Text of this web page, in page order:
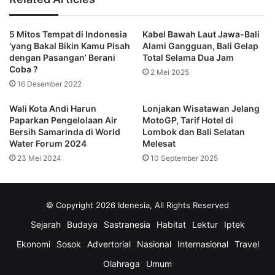
capacity atau data dukung kapasitas, baik dari sisi alam,
“Kalau pun ada beberapa spot yang macet, itu karena
infrastrukturnya yang tidak memadai dan pemberian izin
usaha yang tidak terkontrol dan sporadis,” beber Cok Ace.
Alhasil, dampaknya tidak hanya kemacetan, tetapi juga
masalahan kenyamanan dan keamanan wisatawan.
“Jadi jangan Bali yang dikatakan overtourism apalagi
Padahal, sambungnya, Bali selalu mendapatkan
merekomendasikan wisatawan untuk berlibur ke Bali.
5 Mitos Tempat di Indonesia
‘yang Bakal Bikin Kamu Pisah
dengan Pasangan’ Berani
Coba ?
16 Desember 2022
Kabel Bawah Laut Jawa-Bali
Alami Gangguan, Bali Gelap
Total Selama Dua Jam
2 Mei 2025
Wali Kota Andi Harun
Paparkan Pengelolaan Air
Bersih Samarinda di World
Water Forum 2024
23 Mei 2024
Lonjakan Wisatawan Jelang
MotoGP, Tarif Hotel di
Lombok dan Bali Selatan
Melesat
10 September 2025
© Copyright 2026 Idenesia, All Rights Reserved
Sejarah Budaya Sastranesia Habitat Lektur
Iptek
Ekonomi
Sosok Advertorial Nasional Internasional
Travel
Olahraga
Umum